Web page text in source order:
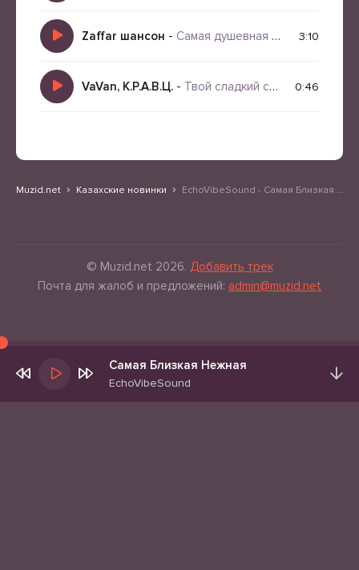
Zaffar шансон - Самая душевная песня о любви Шансон 3:10
VaVan, К.Р.А.В.Ц. - Твой сладкий сон 0:46
Muzid.net Казахские новинки EchoVibeSound - Самая Близкая Нежная
© Muzid.net 2026. Добавить трек
Почта для жалоб и предложений: admin@muzid.net
Самая Близкая Нежная
EchoVibeSound